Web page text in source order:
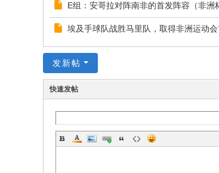
E组：安哥拉对阵南非的首发阵容（非洲
埃及手球队战胜马里队，取得非洲运动会
发新帖
快速发帖